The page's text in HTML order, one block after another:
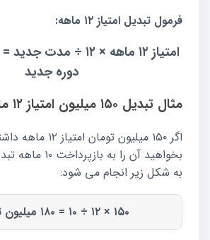
فرمول تبدیل امتیاز ۱۲ ماهه:
امتیاز ۱۲ ماهه × ۱۲ ÷
دوره جدید
مثال تبدیل ۱۵۰ میلیون امتیاز ۱۲ ماهه به ۱۰ ماهه
اگر ۱۵۰ میلیون تومان
بخواهید آن را به
به شکل زیر انجام می شود:
۱۵۰ × ۱۲ ÷ ۱۰ = ۱۸۰ میلیون تومان